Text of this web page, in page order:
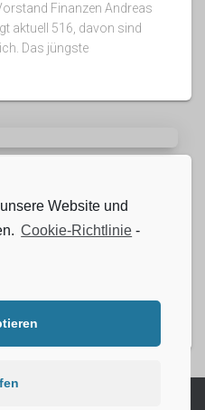
Finanzen Andreas
aktuell 516, davon sind
Das jüngste
am 14. Februar
Am Samstag, 14.
lädt herzlich zum
Unsere Tanzgruppen
Website und
Cookie-Richtlinie -